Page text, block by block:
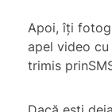
Apoi, îți
apel video
trimis